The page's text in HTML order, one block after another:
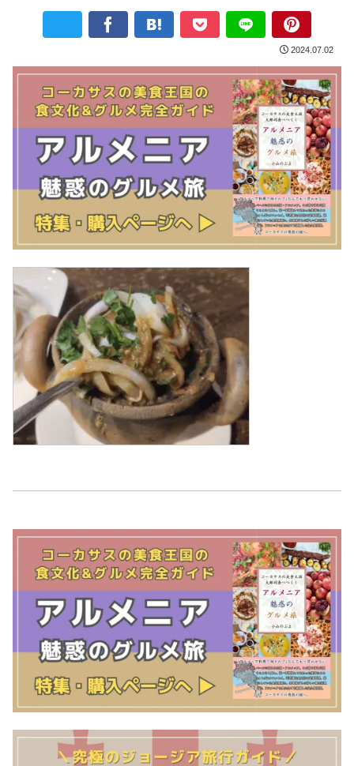
2024.07.02